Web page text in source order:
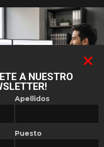
de las
REDACCIÓN LATAM
A NUESTRO
Apellidos
Puesto